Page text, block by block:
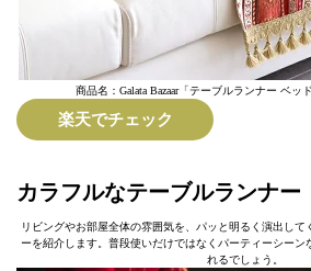
商品名：Galata Bazaar「テーブルランナー ベッ
楽天でチェック
カラフルなテーブルランナー
リビングやお部屋全体の雰囲気を、パッと明るく演出し
ーを紹介します。普段使いだけではなくパーティーシーン
れるでしょう。